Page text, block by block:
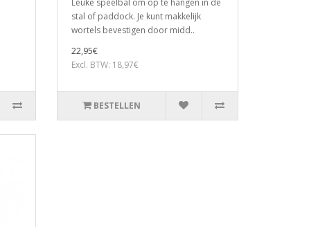
Leuke speelbal om op te hangen in de
stal of paddock. Je kunt makkelijk
wortels bevestigen door midd..
22,95€
Excl. BTW: 18,97€
BESTELLEN